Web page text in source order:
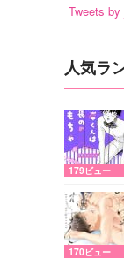
Tweets
人気ラ
179ビュー
170ビュー